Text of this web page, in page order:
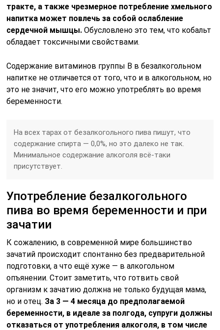
тракте, а также чрезмерное потребление хмельного
напитка может повлечь за собой ослабление
сердечной мышцы.Обусловлено это тем, что кобальт
обладает токсичными свойствами.
Содержание витаминов группы В в безалкогольном
напитке не отличается от того, что и в алкогольном, но
это не значит, что его можно употреблять во время
беременности.
На всех тарах от безалкогольного пива пишут, что
содержание спирта — 0,0%, но это далеко не так.
Минимальное содержание алкоголя всё-таки
присутствует.
Употребление безалкогольного
пива во время беременности и при
зачатии
К сожалению, в современной мире большинство
зачатий происходит спонтанно без предварительной
подготовки, а что ещё хуже — в алкогольном
опъянении. Стоит заметить, что готвить свой
организм к зачатию должна не только будущая мама,
но и отец. За 3 — 4 месяца до предполагаемой
беременности, в идеале за полгода, супруги должны
отказаться от употребления алкоголя, в том числе